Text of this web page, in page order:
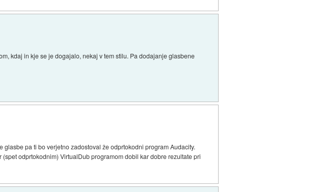
kdaj in kje se je dogajalo, nekaj v tem stilu. Pa dodajanje glasbene
pa ti bo verjetno zadostoval že odprtokodni program Audacity.
odprtokodnim) VirtualDub programom dobil kar dobre rezultate pri